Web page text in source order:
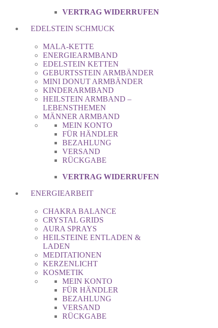
VERTRAG WIDERRUFEN
EDELSTEIN SCHMUCK
MALA-KETTE
ENERGIEARMBAND
EDELSTEIN KETTEN
GEBURTSSTEIN ARMBÄNDER
MINI DONUT ARMBÄNDER
KINDERARMBAND
HEILSTEIN ARMBAND –
LEBENSTHEMEN
MÄNNER ARMBAND
MEIN KONTO
FÜR HÄNDLER
BEZAHLUNG
VERSAND
RÜCKGABE
VERTRAG WIDERRUFEN
ENERGIEARBEIT
CHAKRA BALANCE
CRYSTAL GRIDS
AURA SPRAYS
HEILSTEINE ENTLADEN &
LADEN
MEDITATIONEN
KERZENLICHT
KOSMETIK
MEIN KONTO
FÜR HÄNDLER
BEZAHLUNG
VERSAND
RÜCKGABE